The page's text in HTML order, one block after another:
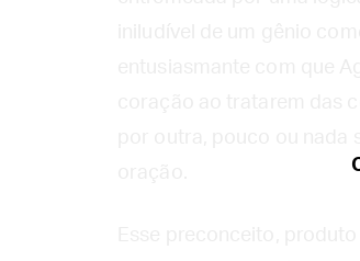
por outra, pouco ou nada